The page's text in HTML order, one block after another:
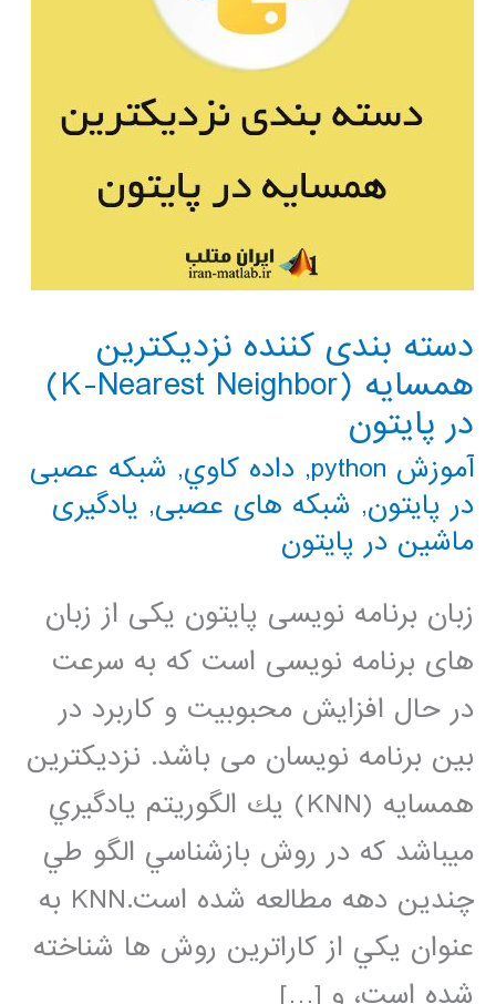
دسته بندی کننده نزدیکترین
همسایه (K-Nearest Neighbor)
در پایتون
آموزش python , داده كاوي, شبکه عصبی
در پایتون, شبکه های عصبی, یادگیری
ماشین در پایتون
زبان برنامه نویسی پایتون یکی از زبان
های برنامه نویسی است که به سرعت
در حال افزایش محبوبیت و کاربرد در
بین برنامه نویسان می باشد. نزديكترين
همسايه (KNN) يك الگوريتم يادگيري
ميباشد كه در روش بازشناسي الگو طي
چندين دهه مطالعه شده است.KNN به
عنوان يكي از كاراترين روش ها شناخته
شده است، و […]